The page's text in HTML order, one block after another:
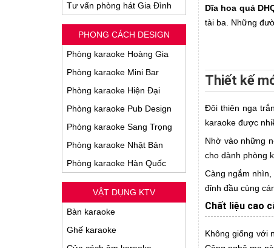
Dĩa hoa quả
tài ba. Những
Thiết kế
Đôi thiên nga
karaoke được
Nhờ vào những
cho dành phòng
Càng ngắm
đỉnh đầu cùng
Chất liệu cao
Không giống với
Tư vấn phòng hát Gia Đình
PHONG CÁCH DESIGN
Phòng karaoke Hoàng Gia
Phòng karaoke Mini Bar
Phòng karaoke Hiện Đại
Phòng karaoke Pub Design
Phòng karaoke Sang Trọng
Phòng karaoke Nhật Bản
Phòng karaoke Hàn Quốc
VẬT DỤNG KTV
Bàn karaoke
Ghế karaoke